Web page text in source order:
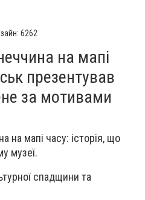
6262
на мапі
презентував
за мотивами
на мапі часу: історія, що
музеї.
спадщини та